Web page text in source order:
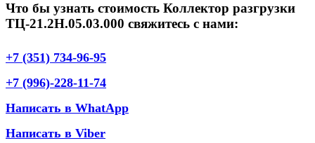
Что бы узнать стоимость Коллектор разгрузки
ТЦ-21.2Н.05.03.000 свяжитесь с нами:
+7 (351) 734-96-95
+7 (996)-228-11-74
Написать в WhatApp
Написать в Viber